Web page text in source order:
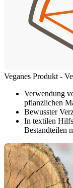
Veganes Produkt -
Verwendung
pflanzlichen
Bewusster
In textilen
Bestandteilen